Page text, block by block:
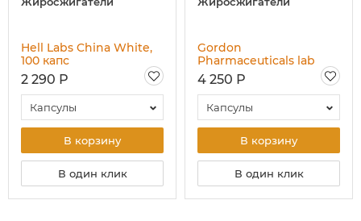
Hell Labs China White,
100 капс
2 290 Р
Капсулы
В корзину
В один клик
Gordon
Pharmaceuticals lab
Phenilxepin, 60 капс
4 250 Р
Капсулы
В корзину
В один клик